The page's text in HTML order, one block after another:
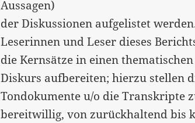
Aussagen)
der Diskussionen aufgelistet
Leserinnen und Leser dieses
die Kernsätze in einen
Diskurs aufbereiten; hierzu stellen
Tondokumente u/o die Transkripte
bereitwillig, von zurückhaltend bis